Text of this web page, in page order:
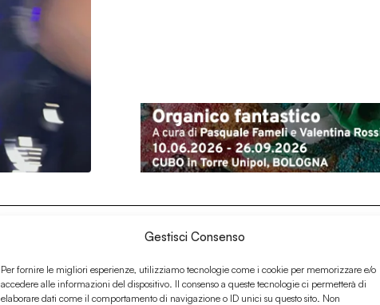
Gestisci Consenso
Per fornire le migliori esperienze, utilizziamo tecnologie come i cookie per memorizzare e/o
accedere alle informazioni del dispositivo. Il consenso a queste tecnologie ci permetterà di
elaborare dati come il comportamento di navigazione o ID unici su questo sito. Non